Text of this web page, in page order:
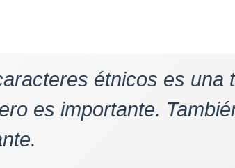
étnicos es una
es importante.